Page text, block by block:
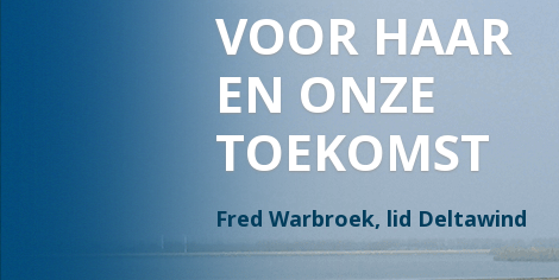
WAAR WATER
OVERGAAT
EN LAND
IN WATER, IS